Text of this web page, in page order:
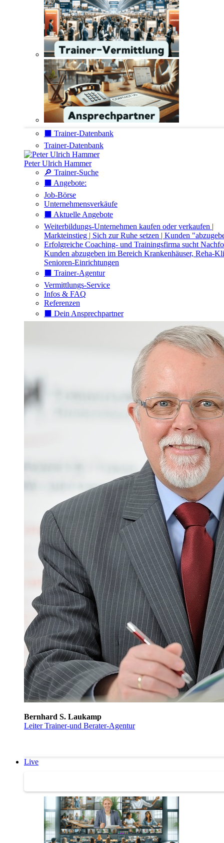
⬛️ Trainer-Datenbank
Trainer-Datenbank
Peter Ulrich Hammer
🔎 Trainer-Suche
⬛️ Angebote:
Job-Börse
Unternehmensverkäufe
⬛️ Aktuelle Angebote
Weiterbildungs-Unternehmen kaufen oder verkaufen |
Markteinstieg | Sich zur Ruhe setzen | Kunden
Erfolgreiche Coaching- und Trainingsfirma sucht
Kunden abzugeben im Bereich Krankenhäuser, Reha-
Senioren-Einrichtungen
⬛️ Trainer-Agentur
Vermittlungs-Service
Infos & FAQ
Referenzen
⬛️ Dein Ansprechpartner
Bernhard S. Laukamp
Leiter Trainer-und Berater-Agentur
Live